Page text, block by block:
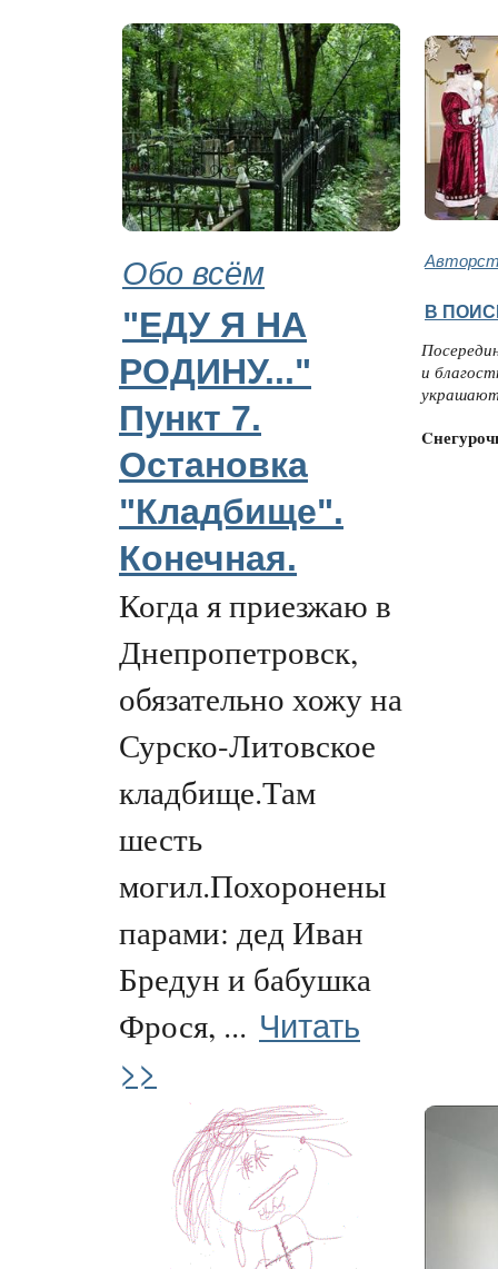
Обо всём
"ЕДУ Я НА
РОДИНУ..."
Пункт 7.
Остановка
"Кладбище".
Конечная.
Когда я приезжаю в
Днепропетровск,
обязательно хожу на
Сурско-Литовское
кладбище.Там
шесть
могил.Похоронены
парами: дед Иван
Бредун и бабушка
Фрося, ... Читать
>>
В
и